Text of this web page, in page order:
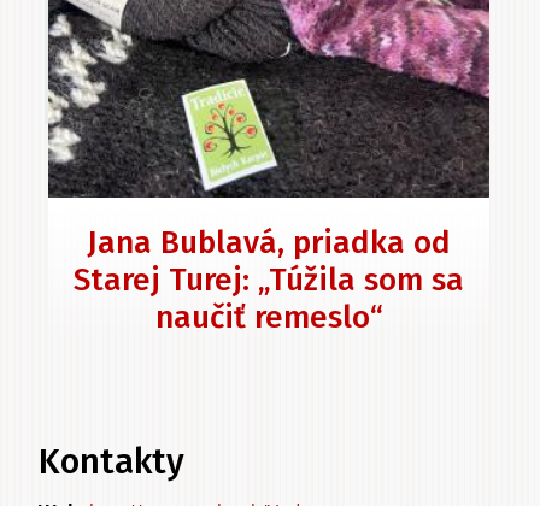
Jana Bublavá, priadka od
Starej Turej: „Túžila som sa
naučiť remeslo“
Kontakty